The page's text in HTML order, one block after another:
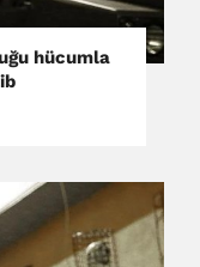
hücumla